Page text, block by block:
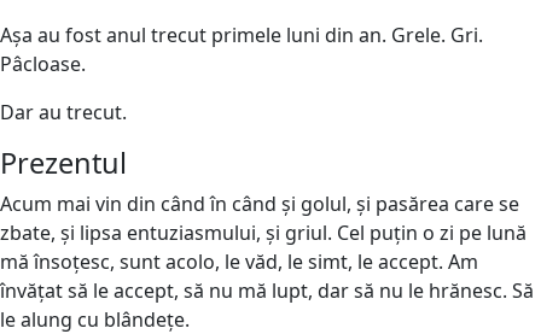
Așa au fost anul trecut primele luni din an. Grele. Gri.
Pâcloase.
Dar au trecut.
Prezentul
Acum mai vin din când în când și golul, și pasărea care se
zbate, și lipsa entuziasmului, și griul. Cel puțin o zi pe lună
mă însoțesc, sunt acolo, le văd, le simt, le accept. Am
învățat să le accept, să nu mă lupt, dar să nu le hrănesc. Să
le alung cu blândețe.